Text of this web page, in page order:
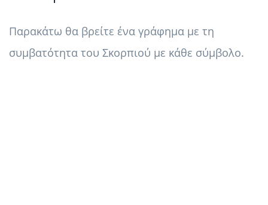
Παρακάτω θα βρείτε ένα γράφημα με τη
συμβατότητα του Σκορπιού με κάθε σύμβολο.